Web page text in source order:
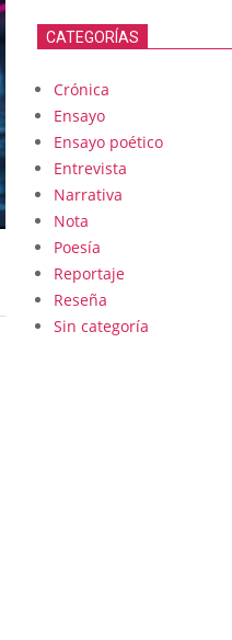
CATEGORÍAS
Crónica
Ensayo
Ensayo poético
Entrevista
Narrativa
Nota
Poesía
Reportaje
Reseña
Sin categoría